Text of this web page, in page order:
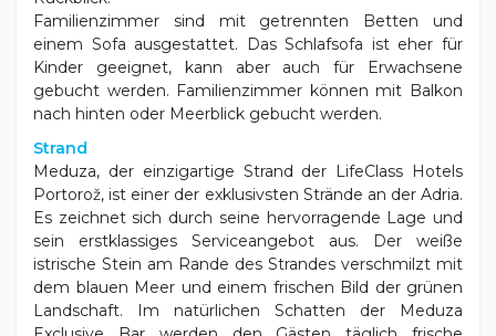
einem Sofa ausgestattet. Das Schlafsofa ist eher für
Kinder geeignet, kann aber auch für Erwachsene
gebucht werden. Familienzimmer können mit Balkon
nach hinten oder Meerblick gebucht werden.
Strand
Meduza, der einzigartige Strand der LifeClass Hotels
Portorož, ist einer der exklusivsten Strände an der Adria.
Es zeichnet sich durch seine hervorragende Lage und
sein erstklassiges Serviceangebot aus. Der weiße
istrische Stein am Rande des Strandes verschmilzt mit
dem blauen Meer und einem frischen Bild der grünen
Landschaft. Im natürlichen Schatten der Meduza
Exclusive Bar werden den Gästen täglich frische
Sommersalate, Snacks, Obst, eine ausgezeichnete